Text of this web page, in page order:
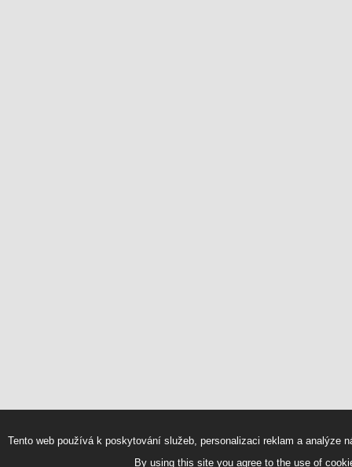
Tento web používá k poskytování služeb, personalizaci reklam a
By using this site you agree to the use of